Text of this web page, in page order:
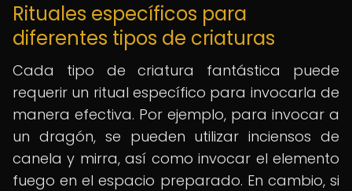
Rituales específicos para
diferentes tipos de criaturas
Cada tipo de criatura fantástica puede
requerir un ritual específico para invocarla de
manera efectiva. Por ejemplo, para invocar a
un dragón, se pueden utilizar inciensos de
canela y mirra, así como invocar el elemento
fuego en el espacio preparado. En cambio, si